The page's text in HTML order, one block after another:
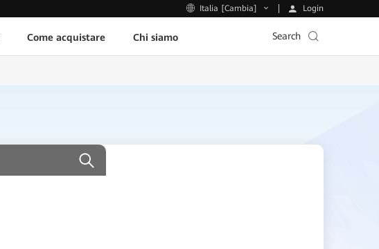
Italia [Cambia] Login
Come acquistare Chi siamo Search